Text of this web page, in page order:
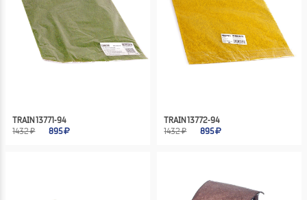
TRAIN 13771-94
1432 ₽
895
TRAIN 13772-94
1432 ₽
895